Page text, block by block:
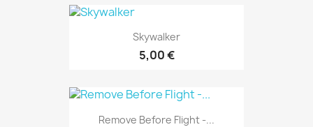
Skywalker
5,00 €
Remove Before Flight -...